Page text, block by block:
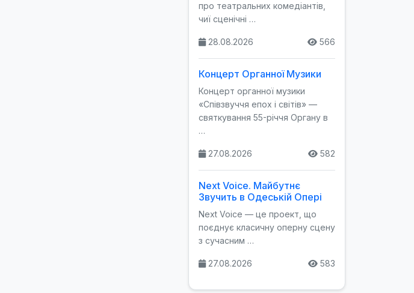
про театральних комедіантів,
чиї сценічні …
28.08.2026 566
Концерт Органної Музики
Концерт органної музики
«Співзвуччя епох і світів» —
святкування 55-річчя Органу в
…
27.08.2026 582
Next Voice. Майбутнє
Звучить в Одеській Опері
Next Voice — це проект, що
поєднує класичну оперну сцену
з сучасним …
27.08.2026 583